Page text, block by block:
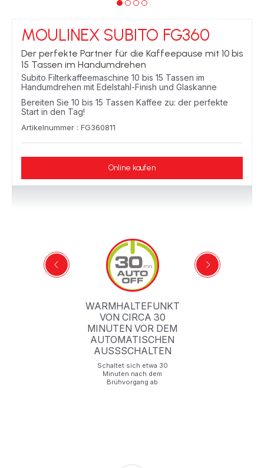
MOULINEX SUBITO FG360
Der perfekte Partner für die Kaffeepause mit 10 bis
15 Tassen im Handumdrehen
Subito Filterkaffeemaschine 10 bis 15 Tassen im
Handumdrehen mit Edelstahl-Finish und Glaskanne
Bereiten Sie 10 bis 15 Tassen Kaffee zu: der perfekte
Start in den Tag!
Artikelnummer : FG360811
Online kaufen
WARMHALTEFUNKTION
VON CIRCA 30
MINUTEN VOR DEM
AUTOMATISCHEN
AUSSSCHALTEN
Schaltet sich etwa 30
Minuten nach dem
Brühvorgang ab